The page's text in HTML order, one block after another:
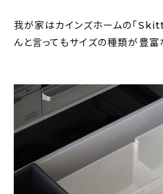
我が家はカインズホームの「
んと言ってもサイズの種類が豊富